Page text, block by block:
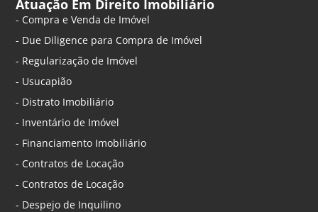
Atuação Em Direito Imobiliário
- Compra e Venda de Imóvel
- Due Diligence para Compra de Imóvel
- Regularização de Imóvel
- Usucapião
- Distrato Imobiliário
- Inventário de Imóvel
- Financiamento Imobiliário
- Contratos de Locação
- Contratos de Locação
- Despejo de Inquilino